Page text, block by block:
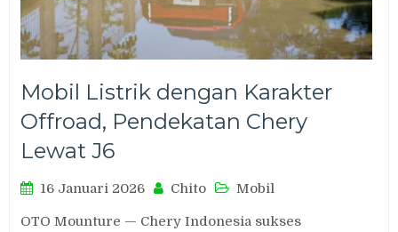
Mobil Listrik dengan Karakter
Offroad, Pendekatan Chery
Lewat J6
16 Januari 2026 Chito Mobil
OTO Mounture — Chery Indonesia sukses